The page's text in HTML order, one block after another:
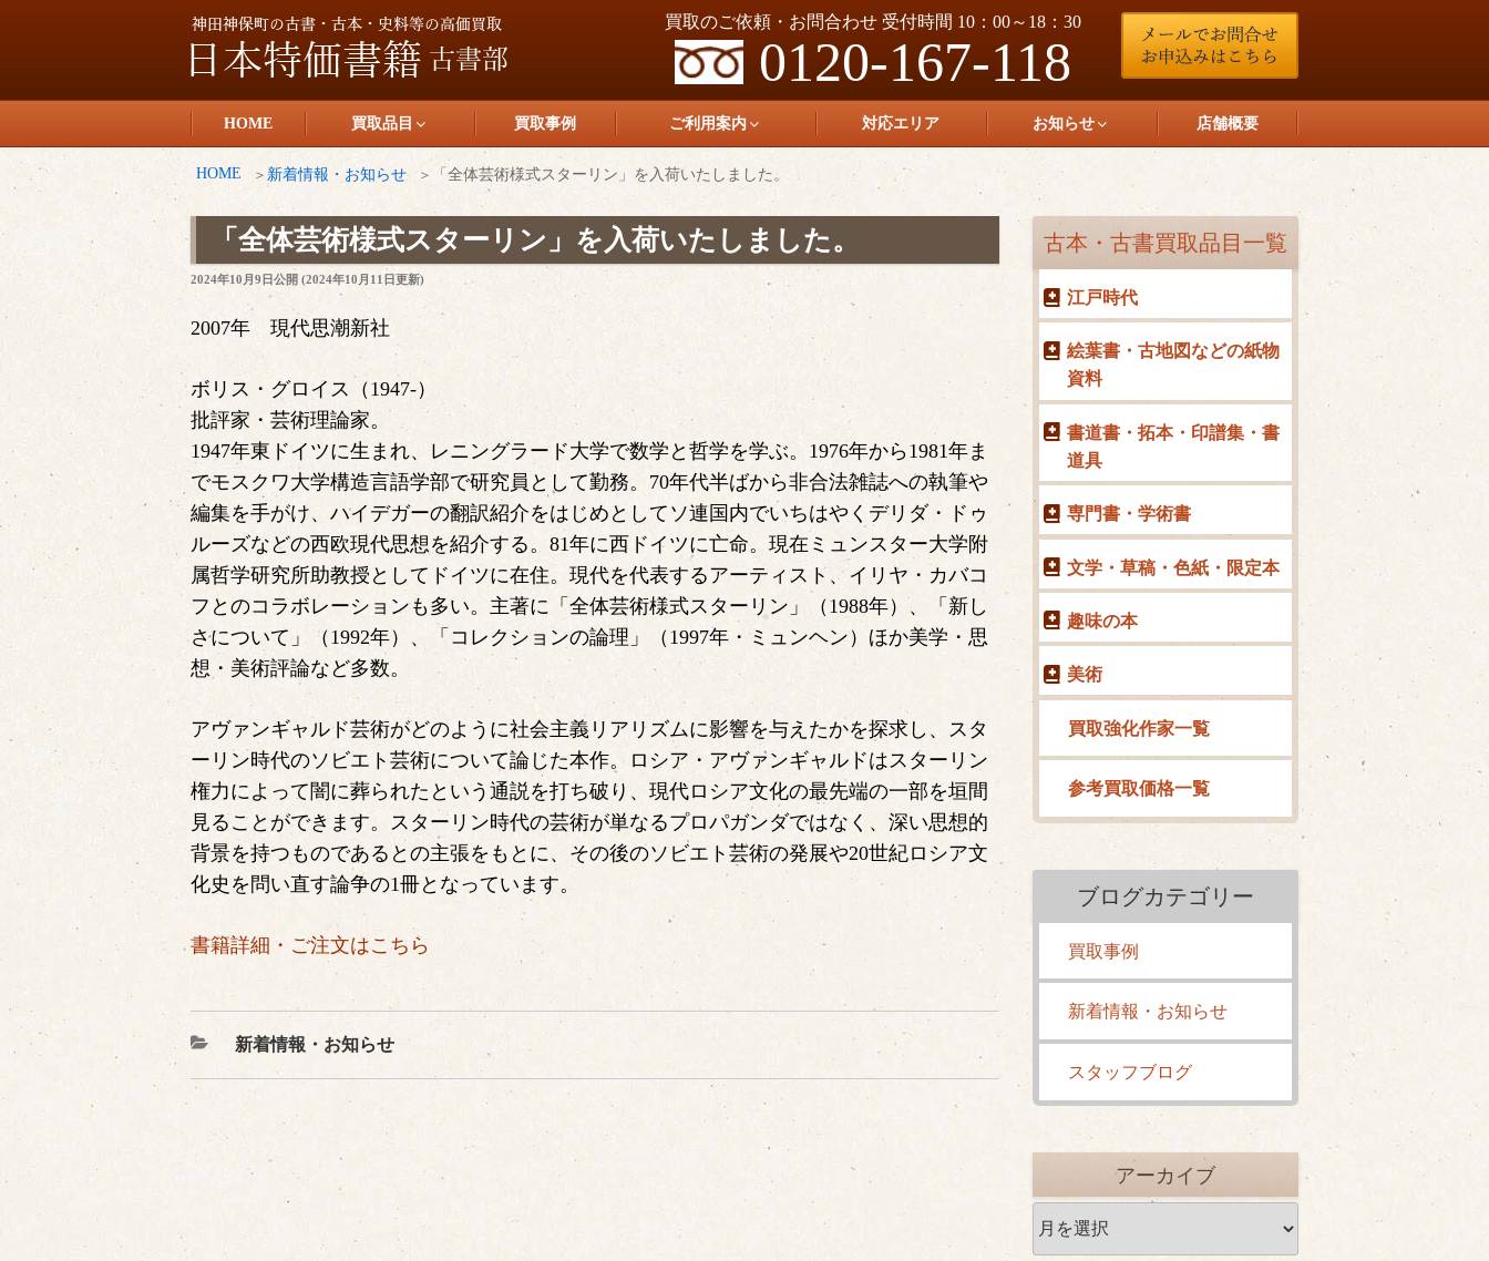
買取のご依頼・お問合わせ 受付時間 10：00～18：30
0120-167-118
日本特価書籍
HOME 買取品目 買取事例 ご利用案内 対応エリア お知らせ 店舗概要
HOME 新着情報・お知らせ 「全体芸術様式スターリン」を入荷いたしました。
「全体芸術様式スターリン」を入荷いたしました。
投
2024年10月9日公開 (2024年10月11日 更新)
2007年 現代思潮新社
ボリス・グロイス（1947-）
批評家・芸術理論家。
1947年東ドイツに生まれ、レニングラード大学で数学と哲学を学ぶ。1976年から1981年ま
でモスクワ大学構造言語学部で研究員として勤務。70年代半ばから非合法雑誌への執筆や
編集を手がけ、ハイデガーの翻訳紹介をはじめとしてソ連国内でいちはやくデリダ・ドゥ
ルーズなどの西欧現代思想を紹介する。81年に西ドイツに亡命。現在ミュンスター大学附
属哲学研究所助教授としてドイツに在住。現代を代表するアーティスト、イリヤ・カバコ
フとのコラボレーションも多い。主著に「全体芸術様式スターリン」（1988年）、「新し
さについて」（1992年）、「コレクションの論理」（1997年・ミュンヘン）ほか美学・思
想・美術評論など多数。
アヴァンギャルド芸術がどのように社会主義リアリズムに影響を与えたかを探求し、スタ
ーリン時代のソビエト芸術について論じた本作。ロシア・アヴァンギャルドはスターリン
権力によって闇に葬られたという通説を打ち破り、現代ロシア文化の最先端の一部を垣間
見ることができます。スターリン時代の芸術が単なるプロパガンダではなく、深い思想的
背景を持つものであるとの主張をもとに、その後のソビエト芸術の発展や20世紀ロシア文
化史を問い直す論争の1冊となっています。
書籍詳細・ご注文はこちら
カ
新着情報・お知らせ
古本・古書買取品目一覧
江戸時代
絵葉書・古地図などの紙物
資料
書道書・拓本・印譜集・書
道具
専門書・学術書
文学・草稿・色紙・限定本
趣味の本
美術
買取強化作家一覧
参考買取価格一覧
ブログカテゴリー
買取事例
新着情報・お知らせ
スタッフブログ
アーカイブ
ー